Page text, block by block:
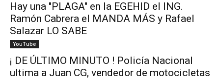
Hay una "PLAGA" en la EGEHID el ING.
Ramón Cabrera el MANDA MÁS y Rafael
Salazar LO SABE
YouTube
¡ DE ÚLTIMO MINUTO ! Policía Nacional
ultima a Juan CG, vendedor de motocicletas